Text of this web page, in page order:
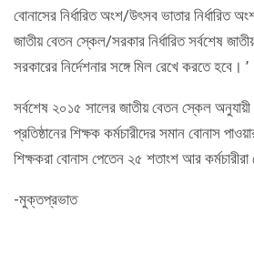
বোনাসের নির্ধারিত অংশ/উৎসব ভাতার নির্ধারিত
জাতীয় বেতন স্কেল/সরকার নির্ধারিত সর্বশেষ
সরকারের নির্দেশনার সঙ্গে মিল রেখে করতে হবে। ’
সর্বশেষ ২০১৫ সালের জাতীয় বেতন স্কেল অনুযায়ী
প্রতিষ্ঠানের শিক্ষক কর্মচারীদের সমান বোনাস
শিক্ষকরা বোনাস পেতেন ২৫ শতাংশ আর
-মুক্তপ্রভাত